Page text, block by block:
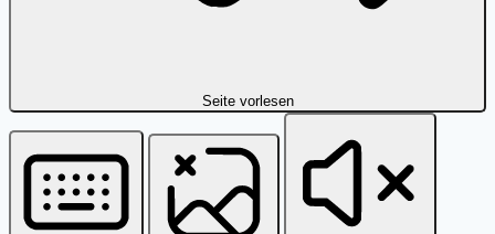
Seite vorlesen